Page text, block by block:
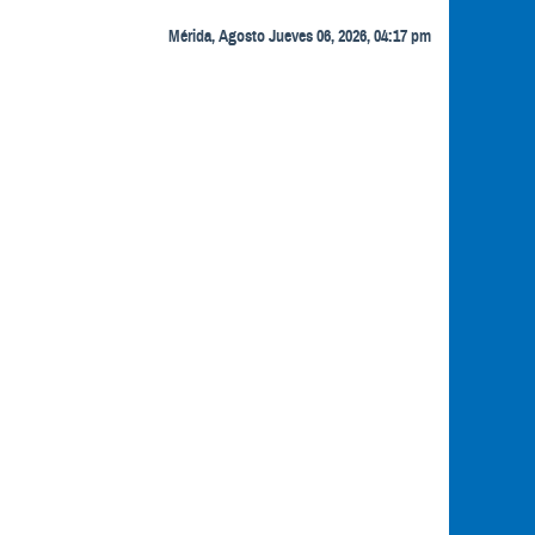
Mérida, Agosto Jueves 06, 2026, 04:17 pm